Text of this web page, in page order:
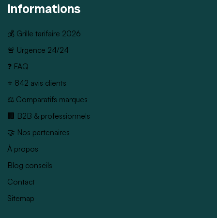
Informations
💰 Grille tarifaire 2026
🚨 Urgence 24/24
❓ FAQ
⭐ 842 avis clients
⚖️ Comparatifs marques
🏢 B2B & professionnels
🤝 Nos partenaires
À propos
Blog conseils
Contact
Sitemap